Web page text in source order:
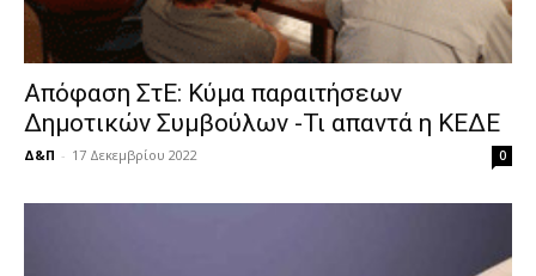
Απόφαση ΣτΕ: Κύμα παραιτήσεων
Δημοτικών Συμβούλων -Τι απαντά η ΚΕΔΕ
Δ&Π - 17 Δεκεμβρίου 2022 0